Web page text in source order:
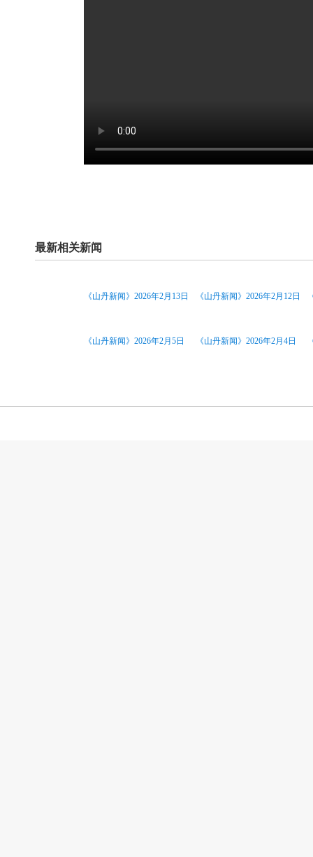
最新相关新闻
《山丹新闻》2026年2月13日 《山丹新闻》2026年2月12日
《山丹新闻》2026年2月5日 《山丹新闻》2026年2月4日